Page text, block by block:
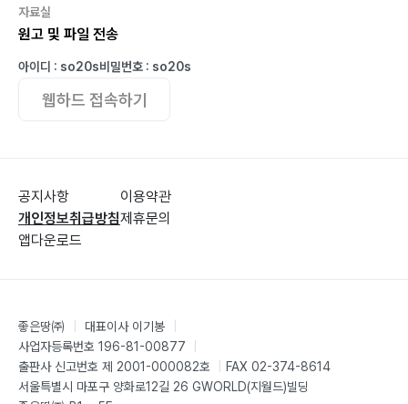
[1] 심사비준기관의 업무회피
[2] 해산청산 관련 법규의 자의적 해석
[3] 청산 완료기한에 대한 법규의 부재
[4] 각종 행정부문의 경험과 능력 부족
[8] 합자회사 중국 파트너의 비협조
[9] 미납입 자본금 문제
제1장 인원정리를 위한 준비 작업… 113
[1] 사업 철수에서 노동문제의 특징
[2] 법적 리스크의 점검
자료실
원고 및 파일 전송
아이디 : so20s비밀번호 : so20s
웹하드 접속하기
공지사항
개인정보취급방침
앱다운로드
이용약관
제휴문의
좋은땅㈜ 대표이사 이기봉
사업자등록번호 196-81-00877
출판사 신고번호 제 2001-000082호
FAX 02-374-8614
서울특별시 마포구 양화로12길 26 GWORLD(지월드)빌딩